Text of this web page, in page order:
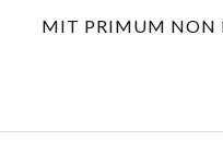
MIT PRIMUM NON